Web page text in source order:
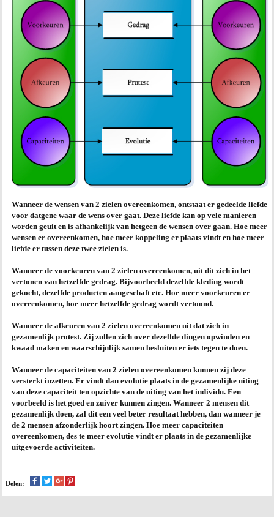
Wanneer de wensen van 2 zielen overeenkomen, ontstaat er gedeelde liefde
voor datgene waar de wens over gaat. Deze liefde kan op vele manieren
worden geuit en is afhankelijk van hetgeen de wensen over gaan. Hoe meer
wensen er overeenkomen, hoe meer koppeling er plaats vindt en hoe meer
liefde er tussen deze twee zielen is.
Wanneer de voorkeuren van 2 zielen overeenkomen, uit dit zich in het
vertonen van hetzelfde gedrag. Bijvoorbeeld dezelfde kleding wordt
gekocht, dezelfde producten aangeschaft etc. Hoe meer voorkeuren er
overeenkomen, hoe meer hetzelfde gedrag wordt vertoond.
Wanneer de afkeuren van 2 zielen overeenkomen uit dat zich in
gezamenlijk protest. Zij zullen zich over dezelfde dingen opwinden en
kwaad maken en waarschijnlijk samen besluiten er iets tegen te doen.
Wanneer de capaciteiten van 2 zielen overeenkomen kunnen zij deze
versterkt inzetten. Er vindt dan evolutie plaats in de gezamenlijke uiting
van deze capaciteit ten opzichte van de uiting van het individu. Een
voorbeeld is het goed en zuiver kunnen zingen. Wanneer 2 mensen dit
gezamenlijk doen, zal dit een veel beter resultaat hebben, dan wanneer je
de 2 mensen afzonderlijk hoort zingen. Hoe meer capaciteiten
overeenkomen, des te meer evolutie vindt er plaats in de gezamenlijke
uitgevoerde activiteiten.
Delen: